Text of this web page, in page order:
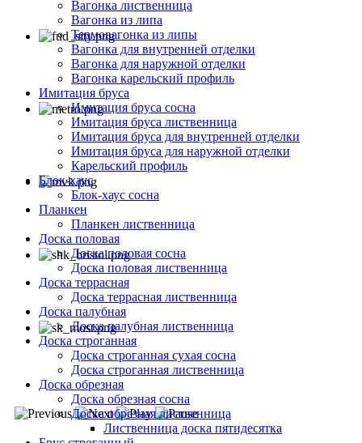
Вагонка лиственница
Вагонка из липа
Термовагонка из липы
Вагонка для внутренней отделки
Вагонка для наружной отделки
Вагонка карельский профиль
Имитация бруса
Имитация бруса сосна
Имитация бруса лиственница
Имитация бруса для внутренней отделки
Имитация бруса для наружной отделки
Карельский профиль
Блок-хаус
Блок-хаус сосна
Планкен
Планкен лиственница
Доска половая
Доска половая сосна
Доска половая лиственница
Доска террасная
Доска террасная лиственница
Доска палубная
Доска палубная лиственница
Доска строганная
Доска строганная сухая сосна
Доска строганная лиственница
Доска обрезная
Доска обрезная сосна
Доска обрезная лиственница
Лиственница доска пятидесятка